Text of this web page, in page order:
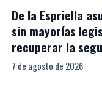
De la Espriella
sin mayorías
recuperar la
7 de agosto de 2026